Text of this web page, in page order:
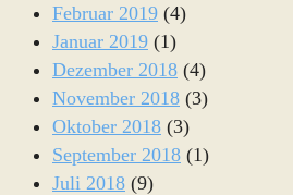
Februar 2019 (4)
Januar 2019 (1)
Dezember 2018 (4)
November 2018 (3)
Oktober 2018 (3)
September 2018 (1)
Juli 2018 (9)